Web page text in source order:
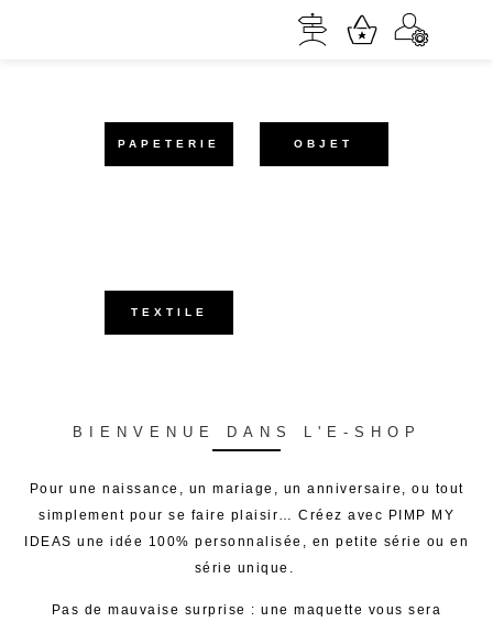
PAPETERIE OBJET
TEXTILE
BIENVENUE DANS L'E-SHOP
Pour une naissance, un mariage, un anniversaire, ou tout
simplement pour se faire plaisir… Créez avec PIMP MY
IDEAS une idée 100% personnalisée, en petite série ou en
série unique.
Pas de mauvaise surprise : une maquette vous sera